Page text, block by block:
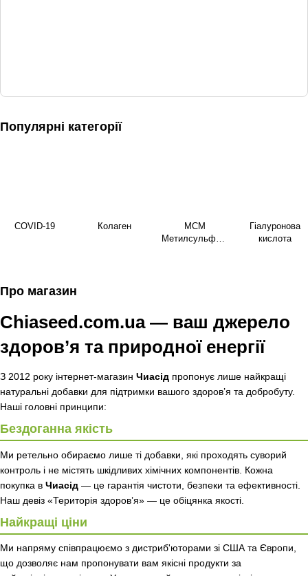
Популярні категорії
COVID-19 Колаген
МСМ
Метилсульфоні
Гіалуронова
кислота
Про магазин
Chiaseed.com.ua — ваш джерело
здоров’я та природної енергії
З 2012 року інтернет-магазин Чиасід пропонує лише найкращі
натуральні добавки для підтримки вашого здоров’я та добробуту.
Наші головні принципи:
Бездоганна якість
Ми ретельно обираємо лише ті добавки, які проходять суворий
контроль і не містять шкідливих хімічних компонентів. Кожна
покупка в Чиасід — це гарантія чистоти, безпеки та ефективності.
Наш девіз «Територія здоров’я» — це обіцянка якості.
Найкращі ціни
Ми напряму співпрацюємо з дистриб'юторами зі США та Європи,
що дозволяє нам пропонувати вам якісні продукти за